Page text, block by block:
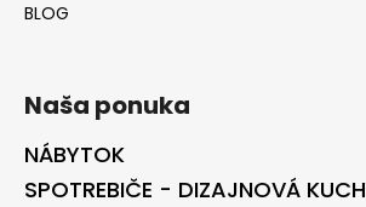
BLOG
Naša ponuka
NÁBYTOK
SPOTREBIČE - DIZAJNOVÁ